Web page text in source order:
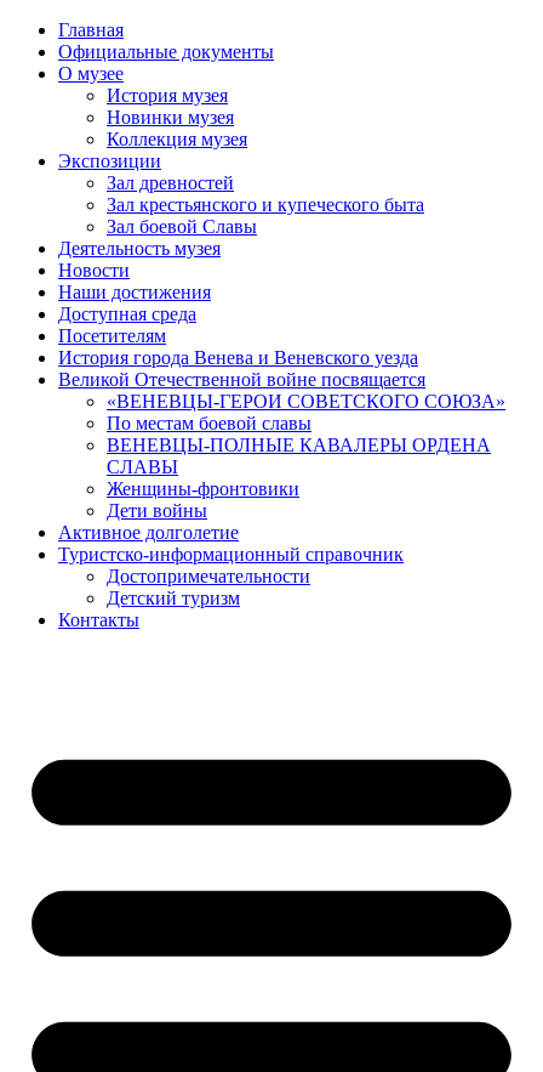
Главная
Официальные документы
О музее
История музея
Новинки музея
Коллекция музея
Экспозиции
Зал древностей
Зал крестьянского и купеческого быта
Зал боевой Славы
Деятельность музея
Новости
Наши достижения
Доступная среда
Посетителям
История города Венева и Веневского уезда
Великой Отечественной войне посвящается
«ВЕНЕВЦЫ-ГЕРОИ СОВЕТСКОГО СОЮЗА»
По местам боевой славы
ВЕНЕВЦЫ-ПОЛНЫЕ КАВАЛЕРЫ ОРДЕНА
СЛАВЫ
Женщины-фронтовики
Дети войны
Активное долголетие
Туристско-информационный справочник
Достопримечательности
Детский туризм
Контакты